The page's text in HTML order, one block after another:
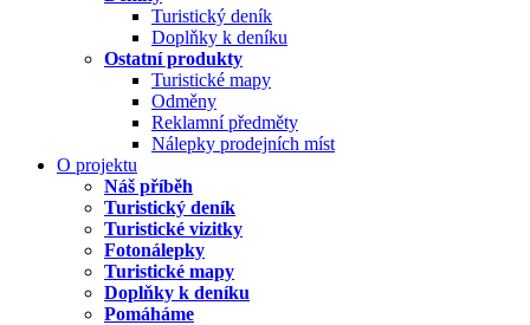
Turistický deník
Doplňky k deníku
Ostatní produkty
Turistické mapy
Odměny
Reklamní předměty
Nálepky prodejních míst
O projektu
Náš příběh
Turistický deník
Turistické vizitky
Fotonálepky
Turistické mapy
Doplňky k deníku
Pomáháme